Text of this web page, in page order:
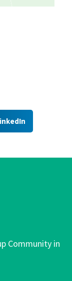
Community in